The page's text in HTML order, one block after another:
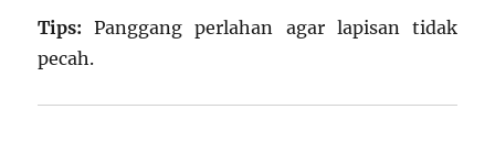
Tips: Panggang perlahan agar lapisan tidak
pecah.